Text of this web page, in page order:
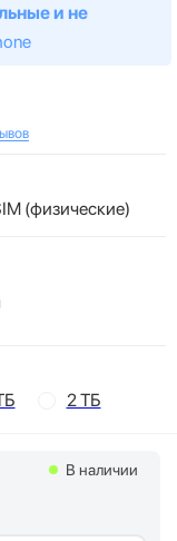
и не
(физические)
2 ТБ
В наличии